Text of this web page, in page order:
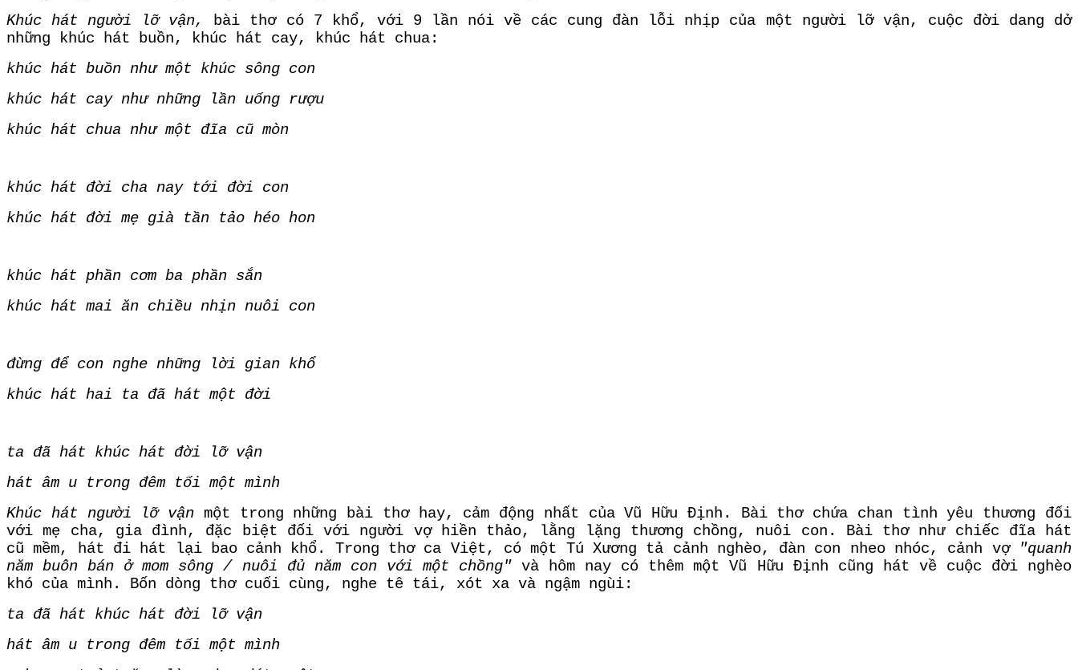
Khúc hát người lỡ vận,
bài thơ có 7 khổ, với 9 lần nói về các cung đàn lỗi nhịp của một người lỡ vận, cuộc đời dang dở
những khúc hát buồn, khúc hát cay, khúc hát chua:
khúc hát buồn như một khúc sông con
khúc hát cay như những lần uống rượu
khúc hát chua như một đĩa cũ mòn
khúc hát đời cha nay tới đời con
khúc hát đời mẹ già tần tảo héo hon
khúc hát phần cơm ba phần sắn
khúc hát mai ăn chiều nhịn nuôi con
đừng để con nghe những lời gian khổ
khúc hát hai ta đã hát một đời
ta đã hát khúc hát đời lỡ vận
hát âm u trong đêm tối một mình
Khúc hát người lỡ vận một trong những bài thơ hay, cảm động nhất của Vũ Hữu Định. Bài thơ chứa chan tình yêu thương đối
với mẹ cha, gia đình, đặc biệt đối với người vợ hiền thảo, lằng lặng thương chồng, nuôi con. Bài thơ như chiếc đĩa hát
cũ mềm, hát đi hát lại bao cảnh khổ. Trong thơ ca Việt, có một Tú Xương tả cảnh nghèo, đàn con nheo nhóc, cảnh vợ "quanh
năm buôn bán ở mom sông / nuôi đủ năm con với một chồng"và hôm nay có thêm một Vũ Hữu Định cũng hát về cuộc đời nghèo
khó của mình. Bốn dòng thơ cuối cùng, nghe tê tái, xót xa và ngậm ngùi:
ta đã hát khúc hát đời lỡ vận
hát âm u trong đêm tối một mình